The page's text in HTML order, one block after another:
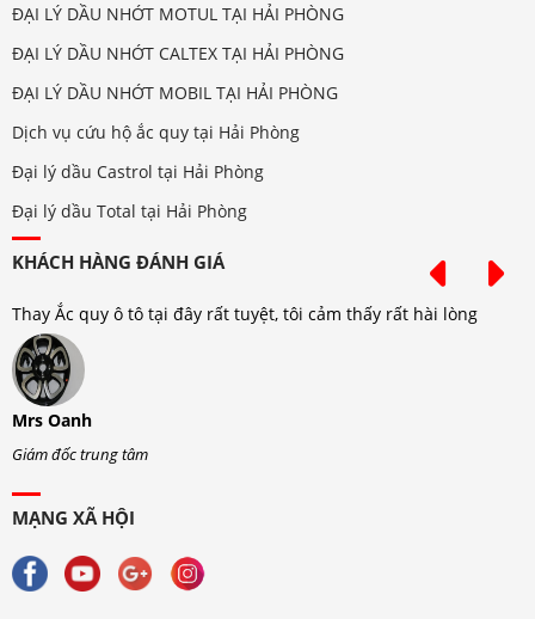
ĐẠI LÝ DẦU NHỚT MOTUL TẠI HẢI PHÒNG
ĐẠI LÝ DẦU NHỚT CALTEX TẠI HẢI PHÒNG
ĐẠI LÝ DẦU NHỚT MOBIL TẠI HẢI PHÒNG
Dịch vụ cứu hộ ắc quy tại Hải Phòng
Đại lý dầu Castrol tại Hải Phòng
Đại lý dầu Total tại Hải Phòng
KHÁCH HÀNG ĐÁNH GIÁ
Thay Ắc quy ô tô tại đây rất tuyệt, tôi cảm thấy rất hài lòng
Mrs Oanh
Giám đốc trung tâm
MẠNG XÃ HỘI